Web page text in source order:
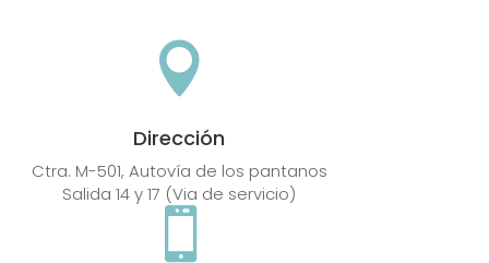

Dirección
Ctra. M-501, Autovía de los pantanos
Salida 14 y 17 (Via de servicio)
